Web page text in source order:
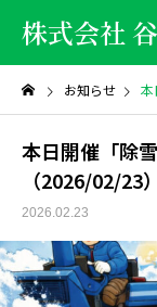
株式会社
お知らせ 本
本日開催「除
（2026/02/23）
2026.02.23